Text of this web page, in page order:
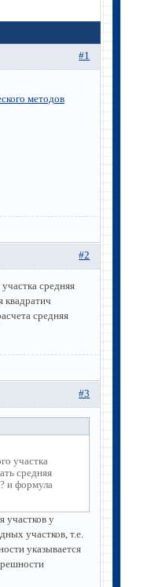
#1
методов
#2
средняя
квадратич
средняя
#3
участка
средняя
и формула
участков у
участков, т.е.
указывается